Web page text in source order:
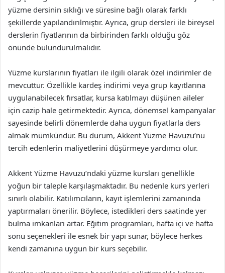
yüzme dersinin sıklığı ve süresine bağlı olarak farklı
şekillerde yapılandırılmıştır. Ayrıca, grup dersleri ile bireysel
derslerin fiyatlarının da birbirinden farklı olduğu göz
önünde bulundurulmalıdır.
Yüzme kurslarının fiyatları ile ilgili olarak özel indirimler de
mevcuttur. Özellikle kardeş indirimi veya grup kayıtlarına
uygulanabilecek fırsatlar, kursa katılmayı düşünen aileler
için cazip hale getirmektedir. Ayrıca, dönemsel kampanyalar
sayesinde belirli dönemlerde daha uygun fiyatlarla ders
almak mümkündür. Bu durum, Akkent Yüzme Havuzu’nu
tercih edenlerin maliyetlerini düşürmeye yardımcı olur.
Akkent Yüzme Havuzu’ndaki yüzme kursları genellikle
yoğun bir taleple karşılaşmaktadır. Bu nedenle kurs yerleri
sınırlı olabilir. Katılımcıların, kayıt işlemlerini zamanında
yaptırmaları önerilir. Böylece, istedikleri ders saatinde yer
bulma imkanları artar. Eğitim programları, hafta içi ve hafta
sonu seçenekleri ile esnek bir yapı sunar, böylece herkes
kendi zamanına uygun bir kurs seçebilir.